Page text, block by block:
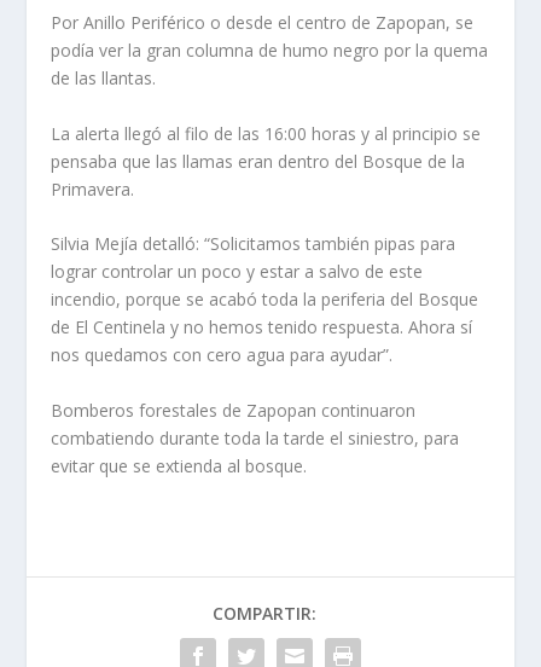
Por Anillo Periférico o desde el centro de Zapopan, se
podía ver la gran columna de humo negro por la quema
de las llantas.
La alerta llegó al filo de las 16:00 horas y al principio se
pensaba que las llamas eran dentro del Bosque de la
Primavera.
Silvia Mejía detalló: “Solicitamos también pipas para
lograr controlar un poco y estar a salvo de este
incendio, porque se acabó toda la periferia del Bosque
de El Centinela y no hemos tenido respuesta. Ahora sí
nos quedamos con cero agua para ayudar”.
Bomberos forestales de Zapopan continuaron
combatiendo durante toda la tarde el siniestro, para
evitar que se extienda al bosque.
COMPARTIR: